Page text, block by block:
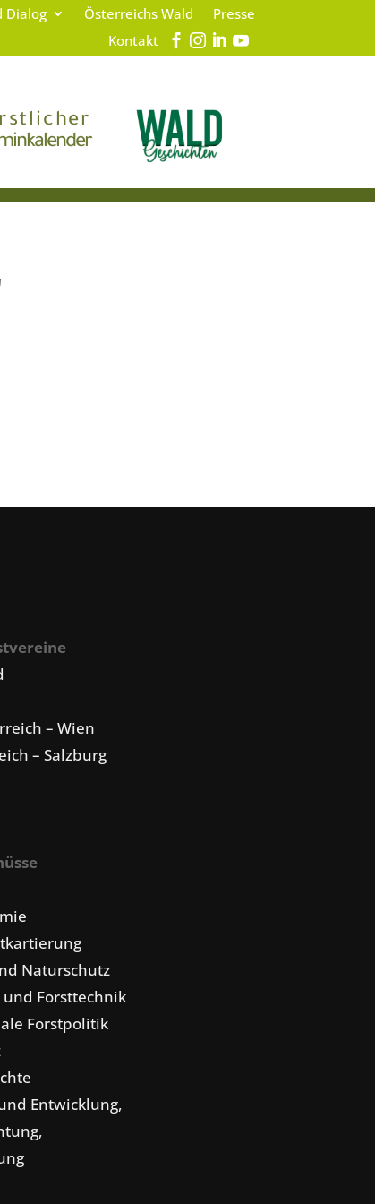
Dialog Österreichs Wald
Presse
Kontakt
– Wien
– Salzburg
Naturschutz
Forsttechnik
Forstpolitik
Entwicklung,